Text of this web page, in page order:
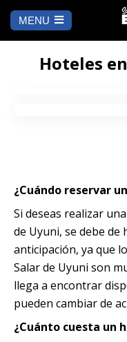
MENU
Hoteles
¿Cuándo reservar
Si deseas realizar
de Uyuni, se debe de
anticipación, ya que
Salar de Uyuni son
llega a encontrar
pueden cambiar de
¿Cuánto cuesta un